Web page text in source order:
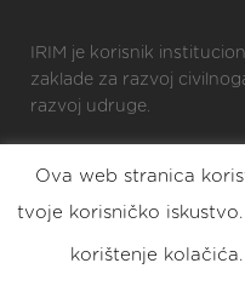
IRIM je korisnik
zaklade za razvoj
razvoj udruge.
Eat.
Ova web stranica
tvoje korisničko
korištenje kolačića.